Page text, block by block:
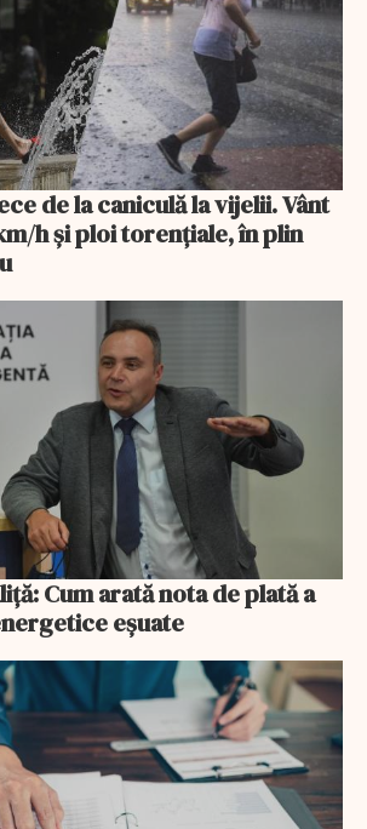
de la caniculă la vijelii. Vânt
h și ploi torențiale, în plin
Cum arată nota de plată a
eșuate